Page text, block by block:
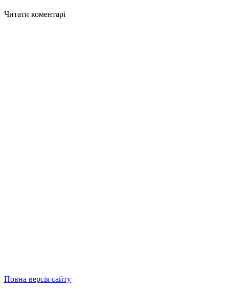
Читати коментарі
Повна версія сайту